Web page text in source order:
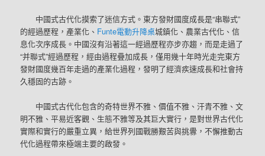
中國式古代化摸索了迷信方式。東方發財國度成長是“串聯式”
的經過歷程，產業化、 Funte電動升降桌城鎮化、農業古代化、信
息化次序成長。中國沒有沿著這一經過歷程亦步亦趨，而是走過了
“并聯式”經過歷程，經由過程疊加成長，僅用幾十年時光走完東方
發財國度幾百年走過的產業化過程，發明了經濟疾速成長和社會持
久穩固的古跡。
中國式古代化包含的奇特世界不雅、價值不雅、汗青不雅、文
明不雅、平易近客觀、生態不雅等及其巨大實行，是對世界古代化
實際和實行的嚴重立異，給世界列國戰勝艱苦與挑釁，不懈推動古
代化過程帶來極端主要的啟發。